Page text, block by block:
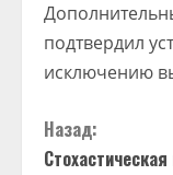
подтвердил
исключению
П
Назад: